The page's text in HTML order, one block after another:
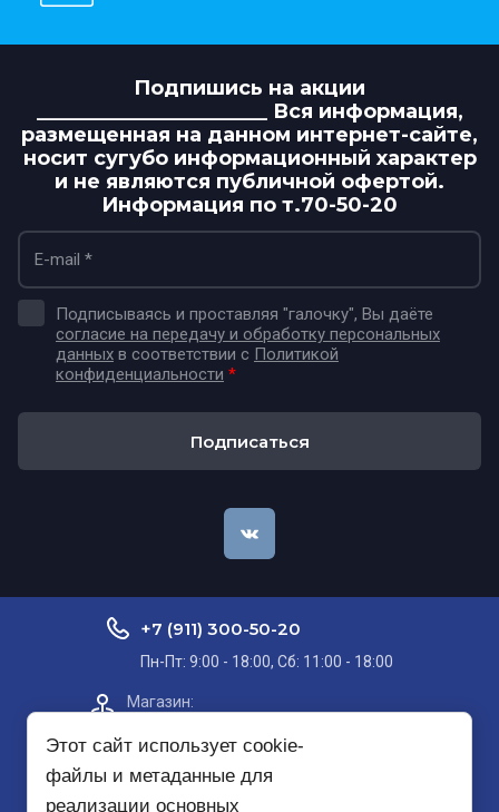
Подпишись на акции
_______________________ Вся информация,
размещенная на данном интернет-сайте,
носит сугубо информационный характер
и не являются публичной офертой.
Информация по т.70-50-20
Подписываясь и проставляя "галочку", Вы даёте
согласие на передачу и обработку персональных
данных в соответствии с Политикой
конфиденциальности *
Подписаться
+7 (911) 300-50-20
Пн-Пт: 9:00 - 18:00, Сб: 11:00 - 18:00
Магазин:​
этаж
Этот сайт использует cookie-
файлы и метаданные для
реализации основных